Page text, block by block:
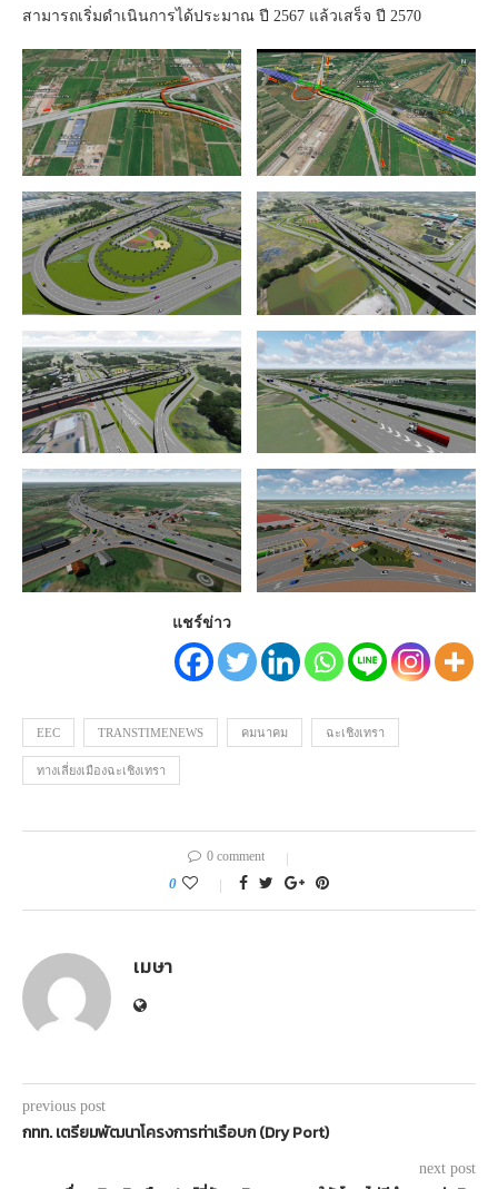
สามารถเริ่มดำเนินการได้ประมาณ ปี 2567 แล้วเสร็จ ปี 2570
แชร์ข่าว
EEC TRANSTIMENEWS คมนาคม ฉะเชิงเทรา
ทางเลี่ยงเมืองฉะเชิงเทรา
0 comment
0
เมษา
previous post
กทท. เตรียมพัฒนาโครงการท่าเรือบก (Dry Port)
next post